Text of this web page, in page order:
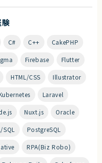
C# C++ CakePHP
Firebase Flutter
HTML/CSS Illustrator
Laravel
Nuxt.js Oracle
SQL PostgreSQL
RPA(Biz Robo)